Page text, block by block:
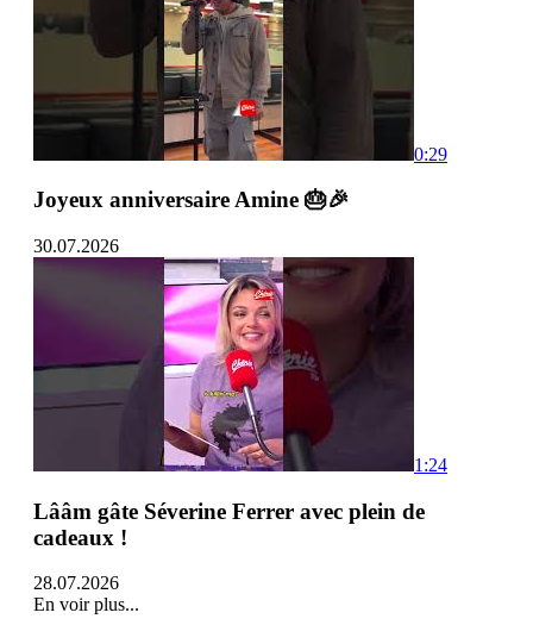
0:29
Joyeux anniversaire Amine 🎂🎉
30.07.2026
1:24
Lââm gâte Séverine Ferrer avec plein de
cadeaux !
28.07.2026
En voir plus...